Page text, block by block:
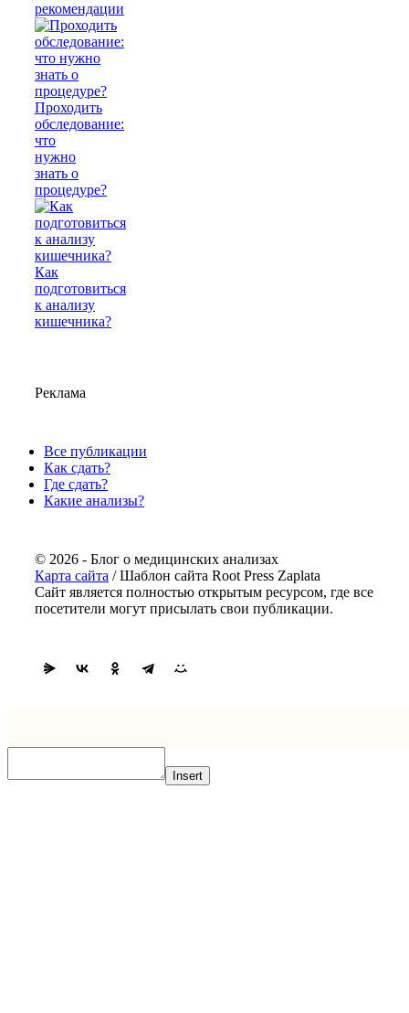
рекомендации
Проходить
обследование:
что
нужно
знать о
процедуре?
Как
подготовиться
к анализу
кишечника?
Реклама
Все публикации
Как сдать?
Где сдать?
Какие анализы?
© 2026 - Блог о медицинских анализах
Карта сайта / Шаблон сайта Root Press Zaplata
Сайт является полностью открытым ресурсом, где все
посетители могут присылать свои публикации.
Insert